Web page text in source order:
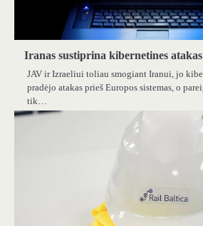
Iranas sustiprina kibernetines
JAV ir Izraeliui toliau smogiant Iranui, jo
pradėjo atakas prieš Europos sistemas, o
tik…